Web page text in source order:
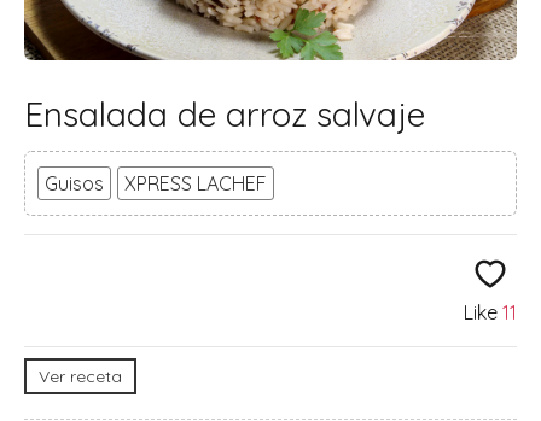
Ensalada de arroz salvaje
Guisos XPRESS LACHEF
Like 11
Ver receta